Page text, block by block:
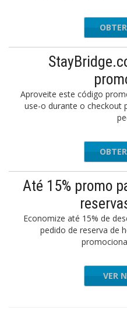
Aproveite este código
use-o durante o checkout
Até 15% promo
Economize até 15% de
pedido de reserva de
VER